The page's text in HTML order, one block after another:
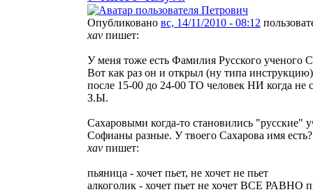
Опубликовано вс, 14/11/2010 - 08:12
xav пишет:
У меня тоже есть Фамилия Русского ученого
Вот как раз он и открыл (ну типа
после 15-00 до 24-00 ТО человек НИ когда не
З.Ы.
Сахаровыми когда-то становились "русские"
Софианы разные. У твоего Сахарова имя есть?
xav пишет:
пьяница - хочет пьет, не хочет не пьет
алкоголик - хочет пьет не хочет ВСЕ РАВНО